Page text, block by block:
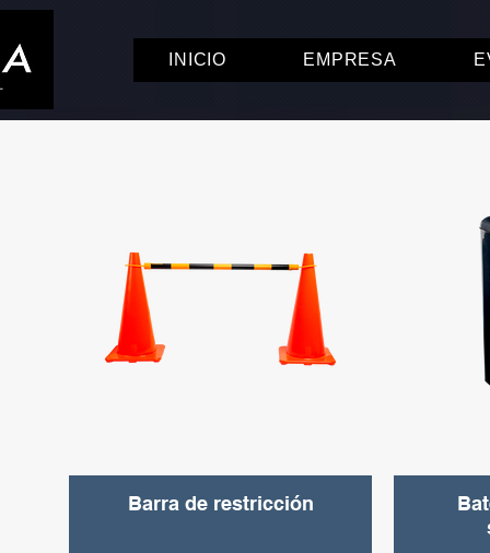
INICIO EMPRESA
Barra de restricción